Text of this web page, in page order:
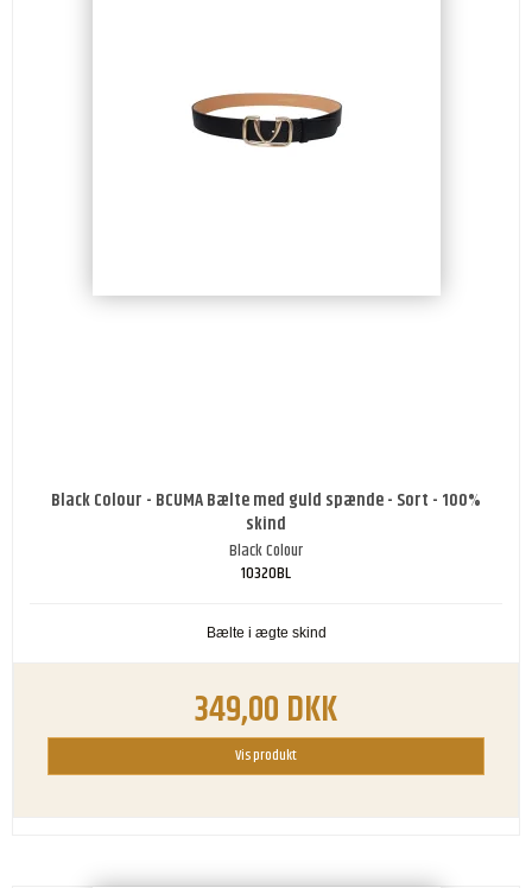
Black Colour - BCUMA Bælte med guld spænde - Sort - 100%
skind
Black Colour
10320BL
Bælte i ægte skind
349,00 DKK
Vis produkt